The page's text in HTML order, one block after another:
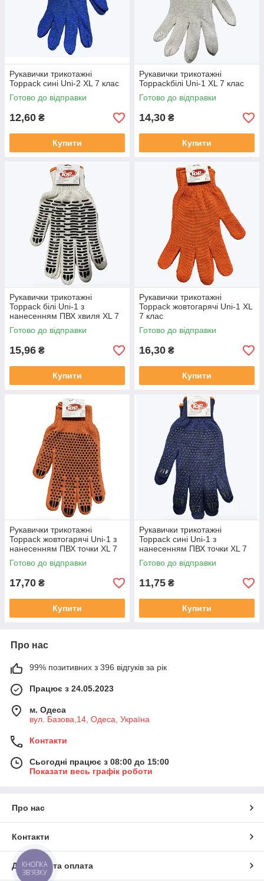
Рукавички трикотажні
Toppack сині Uni-2 XL 7 клас
Готово до відправки
12,60 ₴
Купити
Рукавички трикотажні
Toppackбілі Uni-1 XL 7 клас
Готово до відправки
14,30 ₴
Купити
Рукавички трикотажні
Toppack білі Uni-1 з
нанесенням ПВХ хвиля XL 7
клас
Готово до відправки
15,96 ₴
Купити
Рукавички трикотажні
Toppack жовтогарячі Uni-1 XL
7 клас
Готово до відправки
16,30 ₴
Купити
Рукавички трикотажні
Toppack жовтогарячі Uni-1 з
нанесенням ПВХ точки XL 7
клас
Готово до відправки
17,70 ₴
Купити
Рукавички трикотажні
Toppack сині Uni-1 з
нанесенням ПВХ точки XL 7
клас
Готово до відправки
11,75 ₴
Купити
Про нас
99% позитивних з 396 відгуків за рік
Працює з 24.05.2023
м. Одеса
вул. Базова,14, Одеса, Україна
Контакти
Сьогодні працює з 08:00 до 15:00
Показати весь графік роботи
Про нас
Контакти
Доставка та оплата
КНОПКА
ЗВ'ЯЗКУ